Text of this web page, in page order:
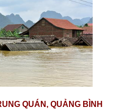
QUÁN, QUẢNG BÌNH